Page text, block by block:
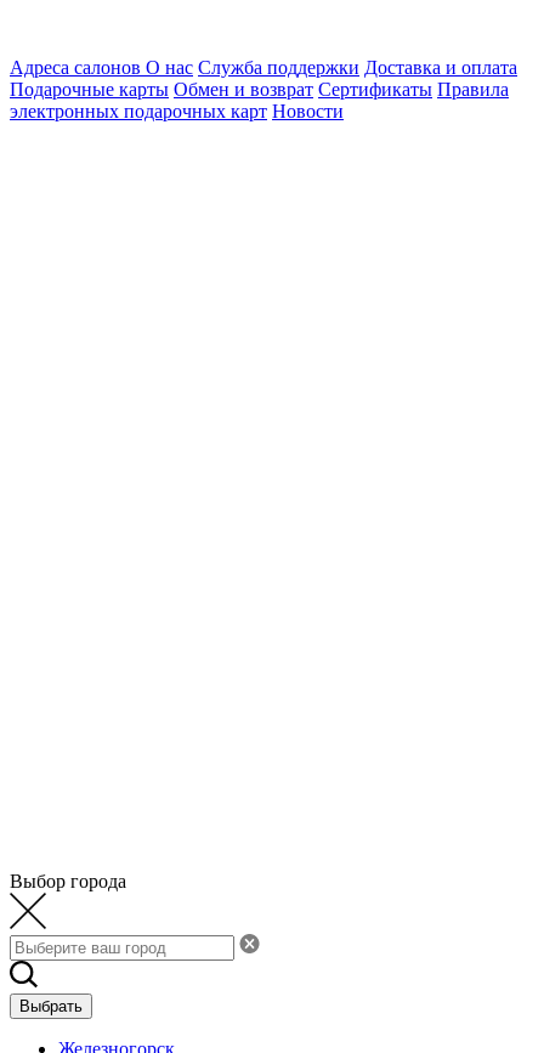
Адреса салонов О нас Служба поддержки Доставка и оплата
Подарочные карты Обмен и возврат Сертификаты Правила
электронных подарочных карт Новости
Выбор города
Выбрать
Железногорск